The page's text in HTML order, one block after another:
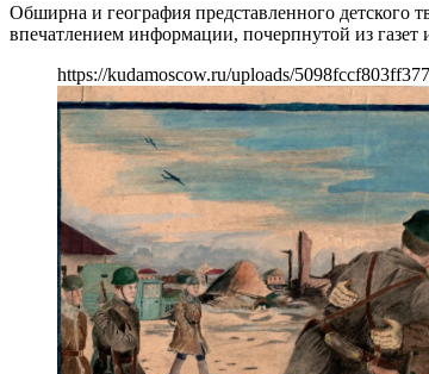
Обширна и география представленного
впечатлением информации, почерпнутой из
https://kudamoscow.ru/uploads/